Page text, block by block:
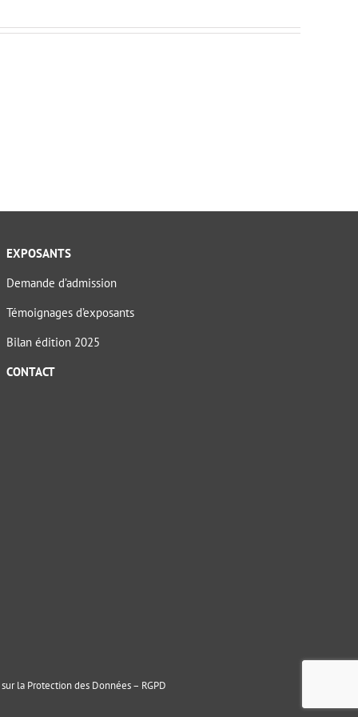
EXPOSANTS
Demande d’admission
Témoignages d’exposants
Bilan édition 2025
CONTACT
la Protection des Données – RGPD